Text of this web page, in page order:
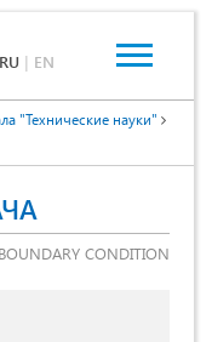
RU | EN
"Технические науки"
CONDITION